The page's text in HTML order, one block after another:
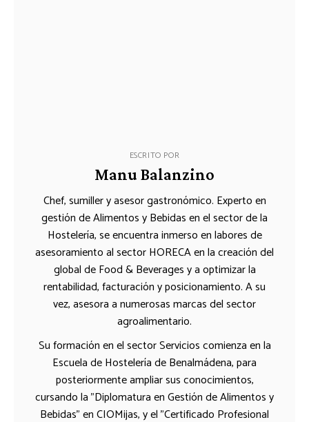
ESCRITO POR
Manu Balanzino
Chef, sumiller y asesor gastronómico. Experto en
gestión de Alimentos y Bebidas en el sector de la
Hostelería, se encuentra inmerso en labores de
asesoramiento al sector HORECA en la creación del
global de Food & Beverages y a optimizar la
rentabilidad, facturación y posicionamiento. A su
vez, asesora a numerosas marcas del sector
agroalimentario.
Su formación en el sector Servicios comienza en la
Escuela de Hostelería de Benalmádena, para
posteriormente ampliar sus conocimientos,
cursando la "Diplomatura en Gestión de Alimentos y
Bebidas" en CIOMijas, y el "Certificado Profesional